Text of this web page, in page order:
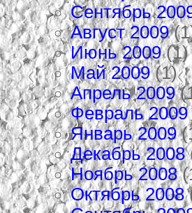
Сентябрь
Август 2009
Июнь 2009(1)
Май 2009(1)
Апрель 2009
Февраль 2009
Январь 2009
Декабрь 2008
Ноябрь 2008
Октябрь 2008